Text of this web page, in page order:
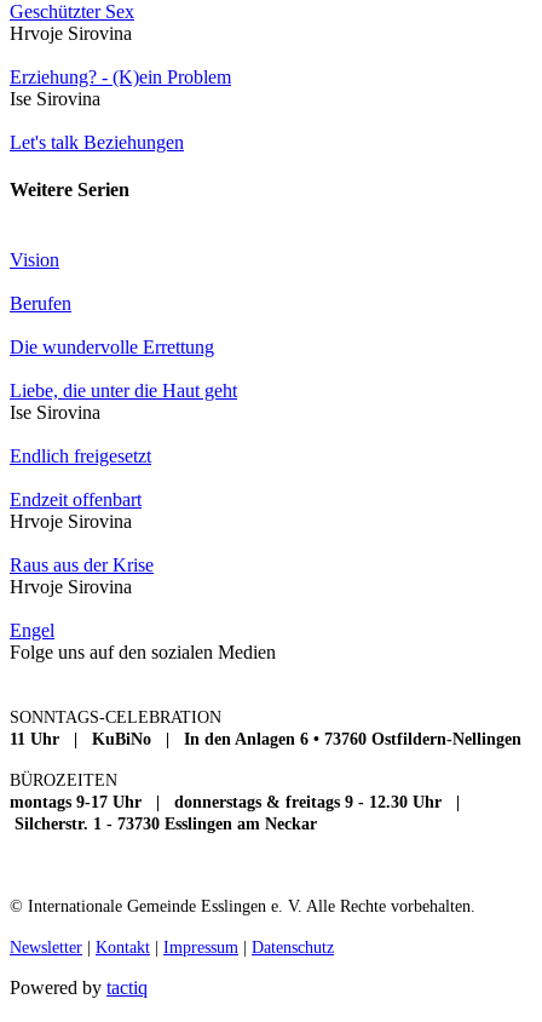
Geschützter Sex
Hrvoje Sirovina
Erziehung? - (K)ein Problem
Ise Sirovina
Let's talk Beziehungen
Weitere Serien
Vision
Berufen
Die wundervolle Errettung
Liebe, die unter die Haut geht
Ise Sirovina
Endlich freigesetzt
Endzeit offenbart
Hrvoje Sirovina
Raus aus der Krise
Hrvoje Sirovina
Engel
Folge uns auf den sozialen Medien
SONNTAGS-CELEBRATION
11 Uhr | KuBiNo | In den Anlagen 6 • 73760 Ostfildern-Nellingen
BÜROZEITEN
montags 9-17 Uhr | donnerstags & freitags 9 - 12.30 Uhr |
Silcherstr. 1 - 73730 Esslingen am Neckar
© Internationale Gemeinde Esslingen e. V. Alle Rechte vorbehalten.
Newsletter | Kontakt | Impressum | Datenschutz
Powered by tactiq